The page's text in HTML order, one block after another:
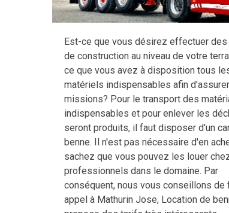
Est-ce que vous désirez effectuer des
de construction au niveau de votre
ce que vous avez à disposition tous
matériels indispensables afin
missions? Pour le transport des
indispensables et pour enlever les
seront produits, il faut disposer d'un
benne. Il n'est pas nécessaire d'en
sachez que vous pouvez les louer
professionnels dans le domaine. Par
conséquent, nous vous conseillons de
appel à Mathurin Jose, Location de